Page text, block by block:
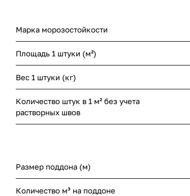
Марка морозостойкости
Площадь 1 штуки (м²)
Вес 1 штуки (кг)
Количество штук в 1 м² без учета
растворных швов
Размер поддона (м)
Количество м³ на поддоне